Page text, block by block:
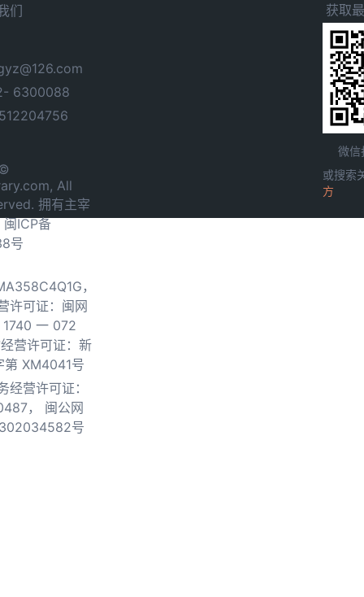
们
6300088
All
拥有主宰
闽ICP备
号
，
许可证：闽网
一 072
营许可证：新
第 XM4041号
经营许可证：
，
闽公网
号
获取
微信
或搜索
方